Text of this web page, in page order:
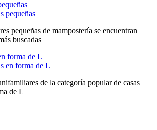
pequeñas de mampostería se encuentran
buscadas
forma de L
de la categoría popular de casas
de L